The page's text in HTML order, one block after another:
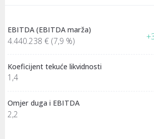
EBITDA (EBITDA marža)
4.440.238 € (7,9 %)
Koeficijent tekuće likvidnosti
1,4
Omjer duga i EBITDA
2,2